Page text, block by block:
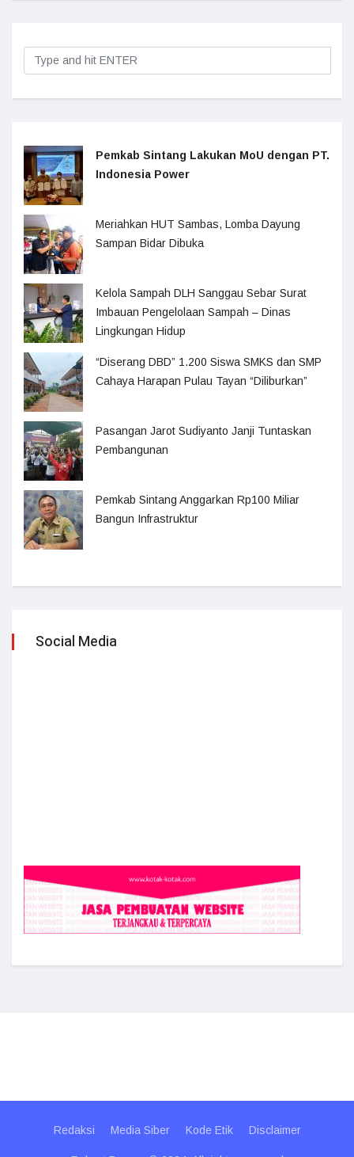
Pemkab Sintang Lakukan MoU dengan PT.
Indonesia Power
Meriahkan HUT Sambas, Lomba Dayung
Sampan Bidar Dibuka
Kelola Sampah DLH Sanggau Sebar Surat
Imbauan Pengelolaan Sampah – Dinas
Lingkungan Hidup
“Diserang DBD” 1.200 Siswa SMKS dan SMP
Cahaya Harapan Pulau Tayan “Diliburkan”
Pasangan Jarot Sudiyanto Janji Tuntaskan
Pembangunan
Pemkab Sintang Anggarkan Rp100 Miliar
Bangun Infrastruktur
Social Media
Redaksi Media Siber Kode Etik Disclaimer